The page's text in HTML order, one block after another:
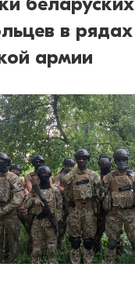
в рядах
армии